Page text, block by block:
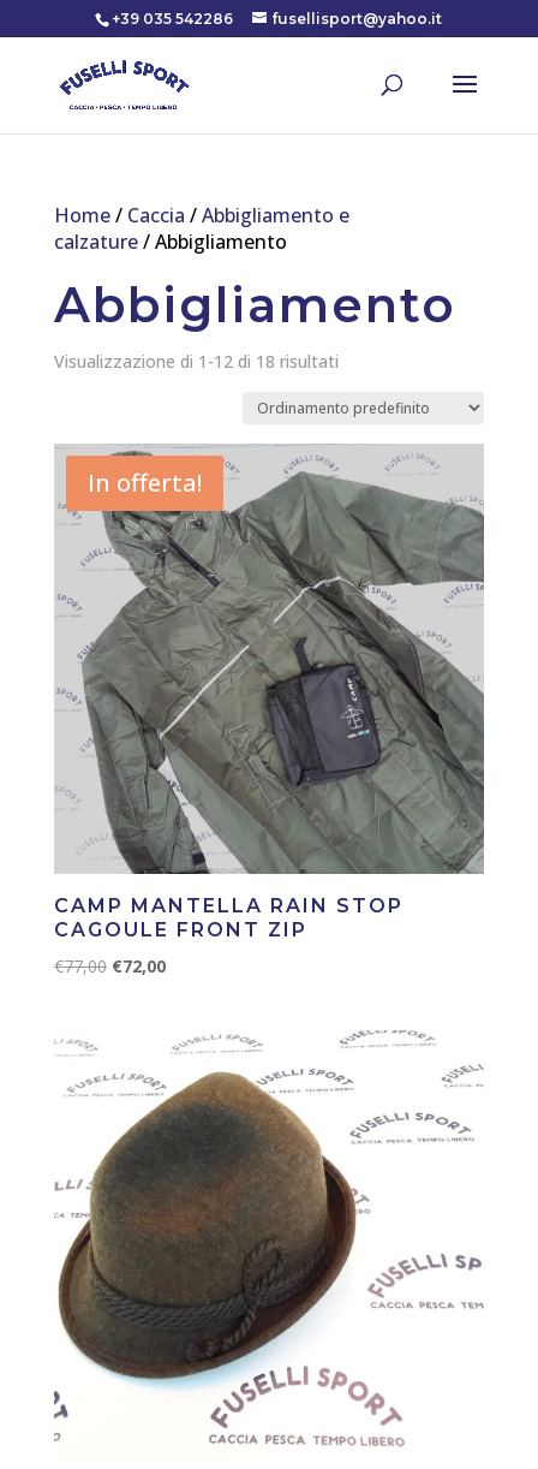
+39 035 542286 fusellisport@yahoo.it
Home/ Caccia /Abbigliamento e
calzature/ Abbigliamento
Abbigliamento
Visualizzazione di 1-12 di 18 risultati
In offerta!
CAMP MANTELLA RAIN STOP
CAGOULE FRONT ZIP
€77,00 Il
€77,00.
€72,00Il
è:
€72,00.